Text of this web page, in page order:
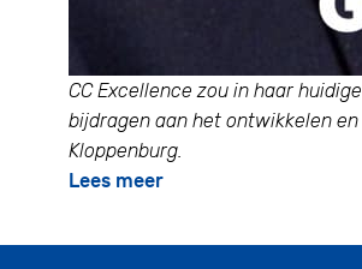
CC Excellence zou in haar
bijdragen aan het ontwikkelen
Kloppenburg.
Lees meer